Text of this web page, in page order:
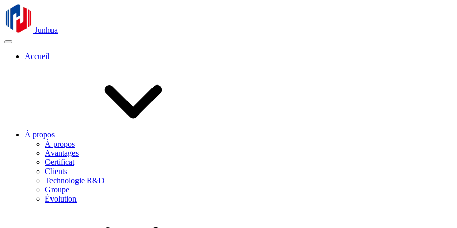
Junhua
Accueil
À propos
À propos
Avantages
Certificat
Clients
Technologie R&D
Groupe
Évolution